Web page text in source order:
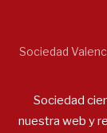
Sociedad
Sociedad
nuestra web y